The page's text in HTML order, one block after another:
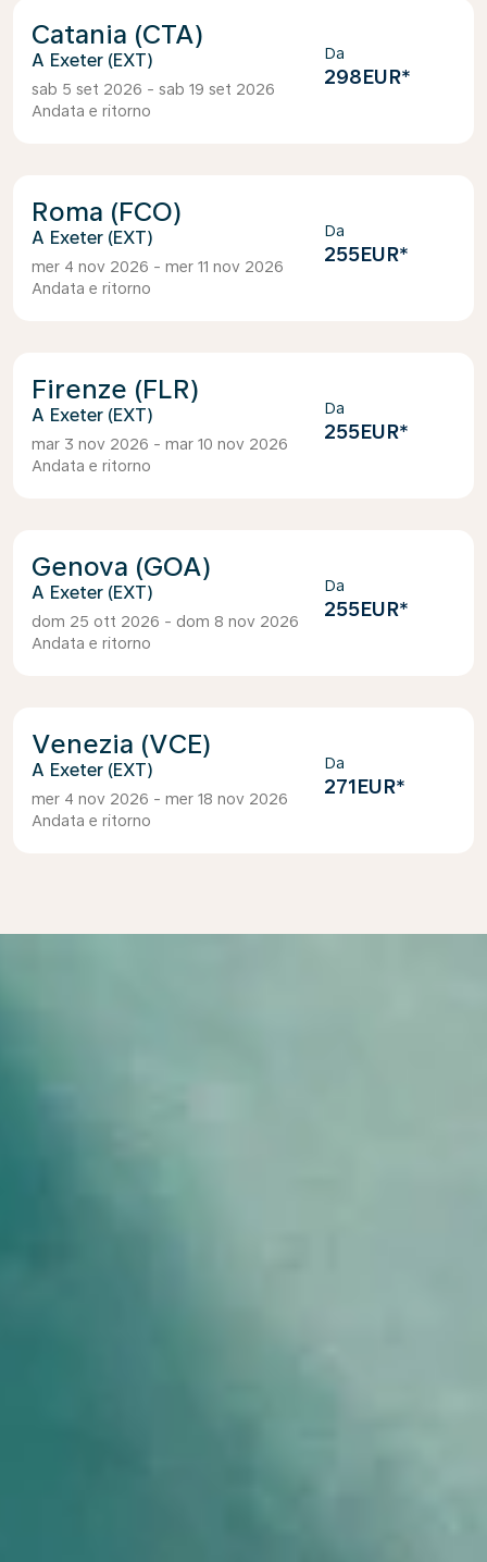
Catania (CTA)
Exeter (EXT)
sab 5 set 2026 - sab 19 set 2026
Andata e ritorno
Da
298EUR*
Roma (FCO)
Exeter (EXT)
mer 4 nov 2026 - mer 11 nov 2026
Andata e ritorno
Da
255EUR*
Firenze (FLR)
Exeter (EXT)
mar 3 nov 2026 - mar 10 nov 2026
Andata e ritorno
Da
255EUR*
Genova (GOA)
Exeter (EXT)
dom 25 ott 2026 - dom 8 nov 2026
Andata e ritorno
Da
255EUR*
Venezia (VCE)
Exeter (EXT)
mer 4 nov 2026 - mer 18 nov 2026
Andata e ritorno
Da
271EUR*